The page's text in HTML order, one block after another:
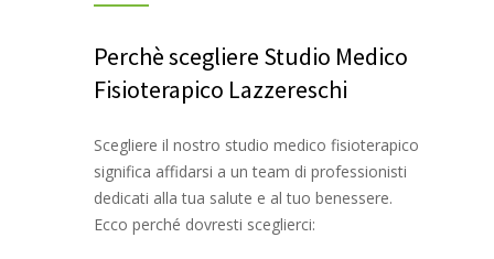
Perchè scegliere Studio Medico
Fisioterapico Lazzereschi
Scegliere il nostro studio medico fisioterapico
significa affidarsi a un team di professionisti
dedicati alla tua salute e al tuo benessere.
Ecco perché dovresti sceglierci: